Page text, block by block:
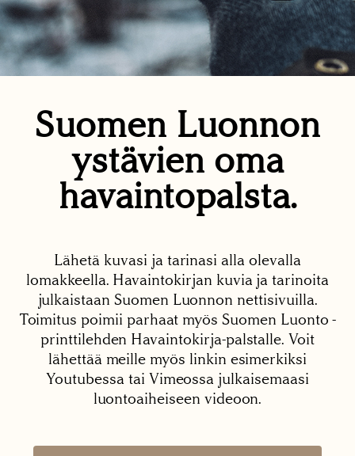
Suomen Luonnon
ystävien oma
havaintopalsta.
Lähetä kuvasi ja tarinasi alla olevalla
lomakkeella. Havaintokirjan kuvia ja tarinoita
julkaistaan Suomen Luonnon nettisivuilla.
Toimitus poimii parhaat myös Suomen Luonto -
printtilehden Havaintokirja-palstalle. Voit
lähettää meille myös linkin esimerkiksi
Youtubessa tai Vimeossa julkaisemaasi
luontoaiheiseen videoon.